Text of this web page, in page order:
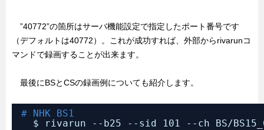
”40772”の箇所はサーバ機能設定で指定したポート番号です
（デフォルトは40772）。これが成功すれば、外部からrivarunコ
マンドで録画することが出来ます。
最後にBSとCSの録画例についても紹介します。
# NHK BS1
$ rivarun --b25 --sid 101 --ch BS/